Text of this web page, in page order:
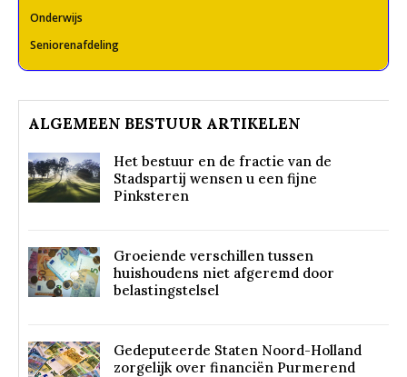
Onderwijs
Seniorenafdeling
ALGEMEEN BESTUUR ARTIKELEN
Het bestuur en de fractie van de
Stadspartij wensen u een fijne
Pinksteren
Groeiende verschillen tussen
huishoudens niet afgeremd door
belastingstelsel
Gedeputeerde Staten Noord-Holland
zorgelijk over financiën Purmerend